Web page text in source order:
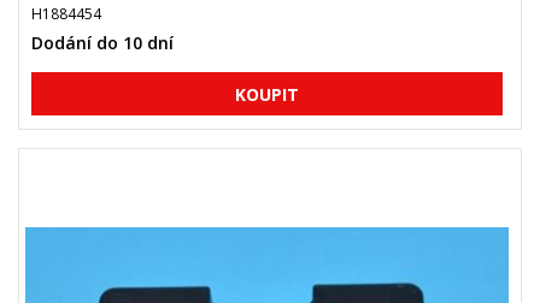
H1884454
Dodání do 10 dní